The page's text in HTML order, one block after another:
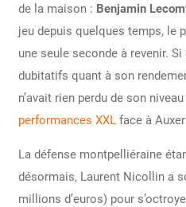
de la maison : Benjamin
jeu depuis quelques temps, le
une seule seconde à revenir.
dubitatifs quant à son
n’avait rien perdu de son
performances XXLface à
La défense montpelliéraine
désormais, Laurent Nicollin a
millions d’euros) pour